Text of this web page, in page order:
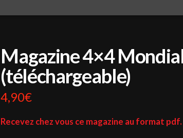
Magazine 4×4
(téléchargeable)
4,90€
Recevez chez vous ce magazine au format pdf.